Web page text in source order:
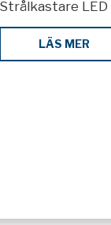
Strålkastare LED
LÄS MER